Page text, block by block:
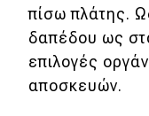
πίσω πλάτης.
δαπέδου ως
επιλογές
αποσκευών.